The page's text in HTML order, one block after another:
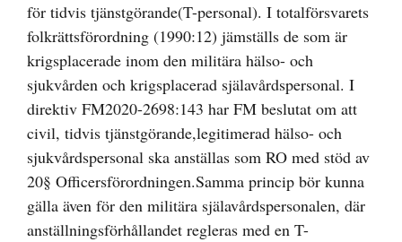
för tidvis tjänstgörande(T-personal). I totalförsvarets
folkrättsförordning (1990:12) jämställs de som är
krigsplacerade inom den militära hälso- och
sjukvården och krigsplacerad själavårdspersonal. I
direktiv FM2020-2698:143 har FM beslutat om att
civil, tidvis tjänstgörande,legitimerad hälso- och
sjukvårdspersonal ska anställas som RO med stöd av
20§ Officersförordningen.Samma princip bör kunna
gälla även för den militära själavårdspersonalen, där
anställningsförhållandet regleras med en T-